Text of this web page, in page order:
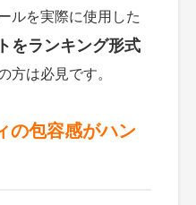
ルを実際に使用した
をランキング形式
方は必見です。
の包容感がハン